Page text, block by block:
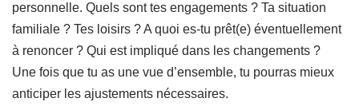
personnelle. Quels sont tes engagements ? Ta situation
familiale ? Tes loisirs ? A quoi es-tu prêt(e) éventuellement
à renoncer ? Qui est impliqué dans les changements ?
Une fois que tu as une vue d’ensemble, tu pourras mieux
anticiper les ajustements nécessaires.